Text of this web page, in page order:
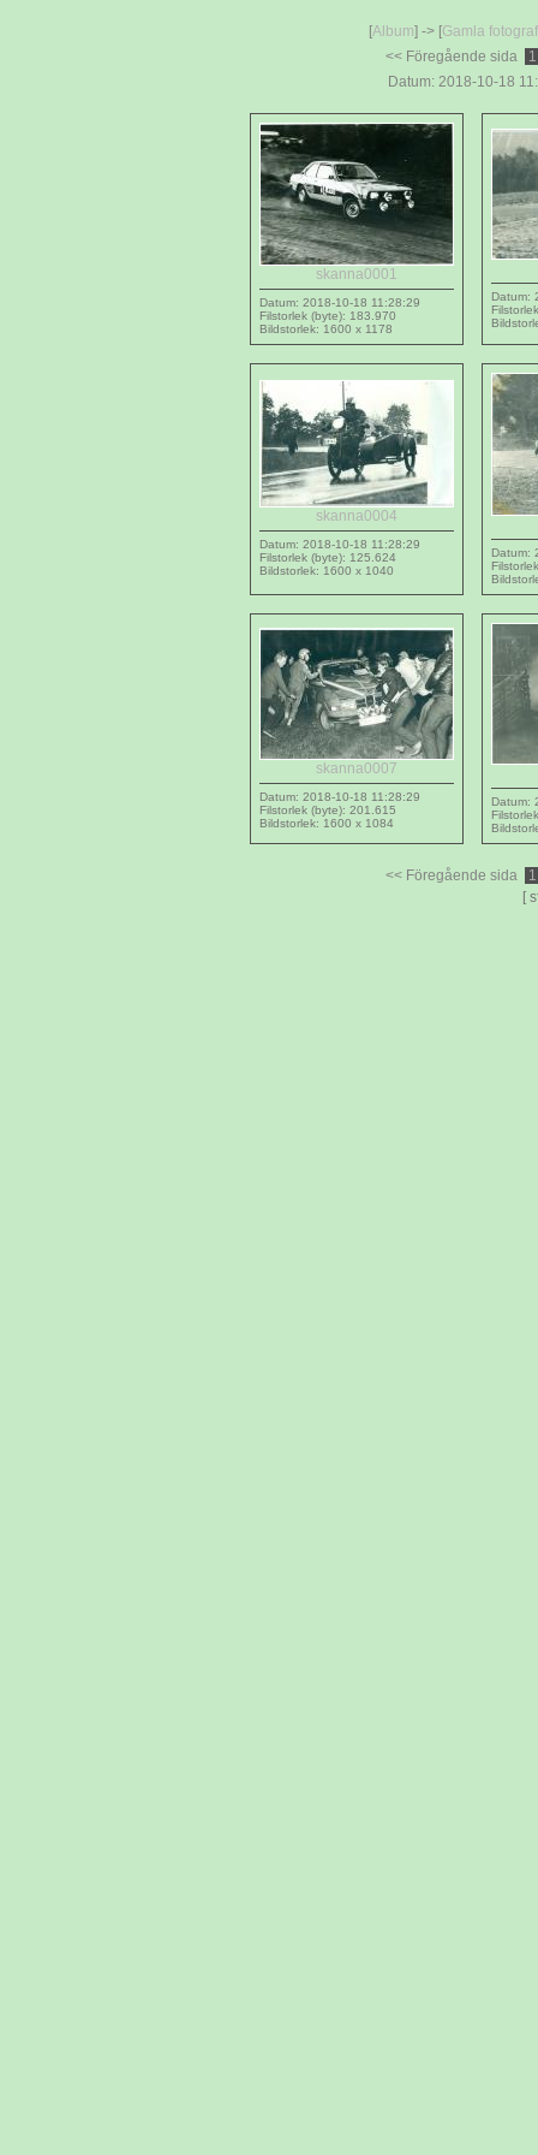
[Album] -> [Gamla
<< Föregående sida
Datum: 2018-10-18
skanna0001
Datum: 2018-10-18 11:28:29
Filstorlek (byte): 183.970
Bildstorlek: 1600 x 1178
Datum:
skanna0004
Datum: 2018-10-18 11:28:29
Filstorlek (byte): 125.624
Bildstorlek: 1600 x 1040
Datum:
skanna0007
Datum: 2018-10-18 11:28:29
Filstorlek (byte): 201.615
Bildstorlek: 1600 x 1084
Datum:
<< Föregående sida
[